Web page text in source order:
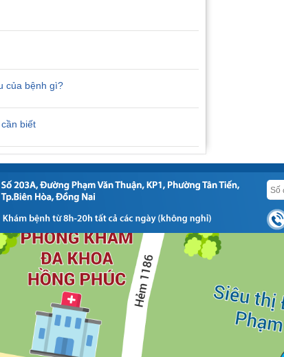
của bệnh gì?
biết